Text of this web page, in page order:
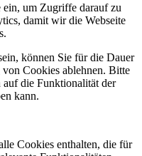
ein, um Zugriffe darauf zu
damit wir die Webseite
können Sie für die Dauer
Cookies ablehnen. Bitte
auf die Funktionalität der
kann.
Cookies enthalten, die für